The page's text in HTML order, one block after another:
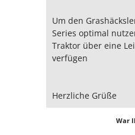
Um den
Series optimal
Traktor über eine
verfügen
Herzliche Grüße
War